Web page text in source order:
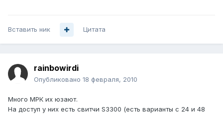
Вставить ник Цитата
rainbowirdi
Опубликовано 18 февраля, 2010
Много МРК их юзают.
На доступ у них есть свитчи S3300 (есть варианты с 24 и 48